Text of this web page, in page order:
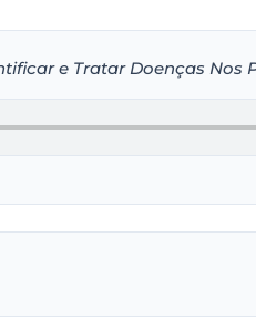
e Tratar Doenças Nos